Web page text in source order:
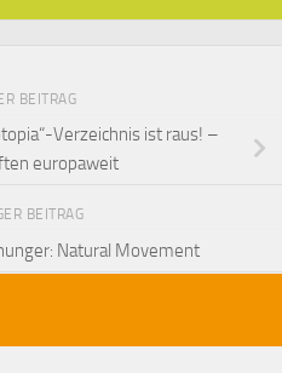
BEITRAG
Verzeichnis ist raus! –
europaweit
BEITRAG
Natural Movement